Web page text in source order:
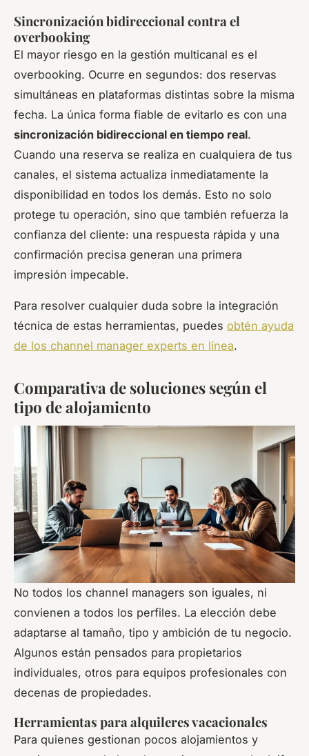
Sincronización bidireccional contra el
overbooking
El mayor riesgo en la gestión multicanal es el
overbooking. Ocurre en segundos: dos reservas
simultáneas en plataformas distintas sobre la misma
fecha. La única forma fiable de evitarlo es con una
sincronización bidireccional en tiempo real.
Cuando una reserva se realiza en cualquiera de tus
canales, el sistema actualiza inmediatamente la
disponibilidad en todos los demás. Esto no solo
protege tu operación, sino que también refuerza la
confianza del cliente: una respuesta rápida y una
confirmación precisa generan una primera
impresión impecable.
Para resolver cualquier duda sobre la integración
técnica de estas herramientas, puedes obtén ayuda
de los channel manager experts en línea.
Comparativa de soluciones según el
tipo de alojamiento
No todos los channel managers son iguales, ni
convienen a todos los perfiles. La elección debe
adaptarse al tamaño, tipo y ambición de tu negocio.
Algunos están pensados para propietarios
individuales, otros para equipos profesionales con
decenas de propiedades.
Herramientas para alquileres vacacionales
Para quienes gestionan pocos alojamientos y